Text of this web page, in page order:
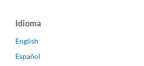
Idioma
English
Español